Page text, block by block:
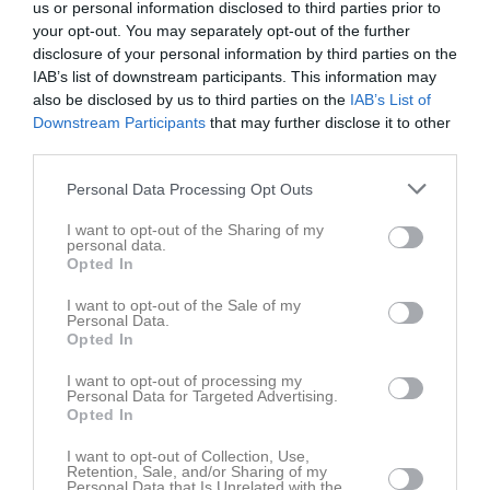
us or personal information disclosed to third parties prior to
your opt-out. You may separately opt-out of the further
disclosure of your personal information by third parties on the
IAB’s list of downstream participants. This information may
also be disclosed by us to third parties on the IAB’s List of
Downstream Participants that may further disclose it to other
Personal Data Processing Opt Outs
I want to opt-out of the Sharing of my
personal data.
Opted In
I want to opt-out of the Sale of my
Personal Data.
Opted In
I want to opt-out of processing my
Personal Data for Targeted Advertising.
Opted In
I want to opt-out of Collection, Use,
Retention, Sale, and/or Sharing of my
Nyheter från föreningen
ÖSIKs första ”utlandsproffs”!
26 jun
Fotbollsskolan ÖSIK 2026